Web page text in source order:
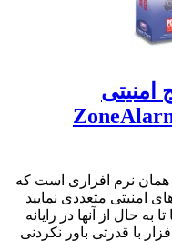
امنیتی
نرم افزار ZoneAlarm Extreme Security همان نرم افزاری است که
امنیتی متعددی نمایید
حال از آنها در رایانه
با قدرتی باور نکردنی